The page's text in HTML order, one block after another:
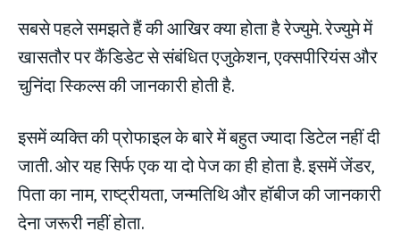
सबसे पहले समझते हैं की आखिर क्‍या होता है रेज्‍युमे. रेज्‍युमे में
खासतौर पर कैंडिडेट से संबंधित एजुकेशन, एक्‍सपीरियंस और
चुनिंदा स्‍क‍िल्‍स की जानकारी होती है.
इसमें व्यक्ति की प्रोफाइल के बारे में बहुत ज्‍यादा डिटेल नहीं दी
जाती. ओर यह सिर्फ एक या दो पेज का ही होता है. इसमें जेंडर,
पिता का नाम, राष्‍ट्रीयता, जन्‍मतिथ‍ि और हॉबीज की जानकारी
देना जरूरी नहीं होता.